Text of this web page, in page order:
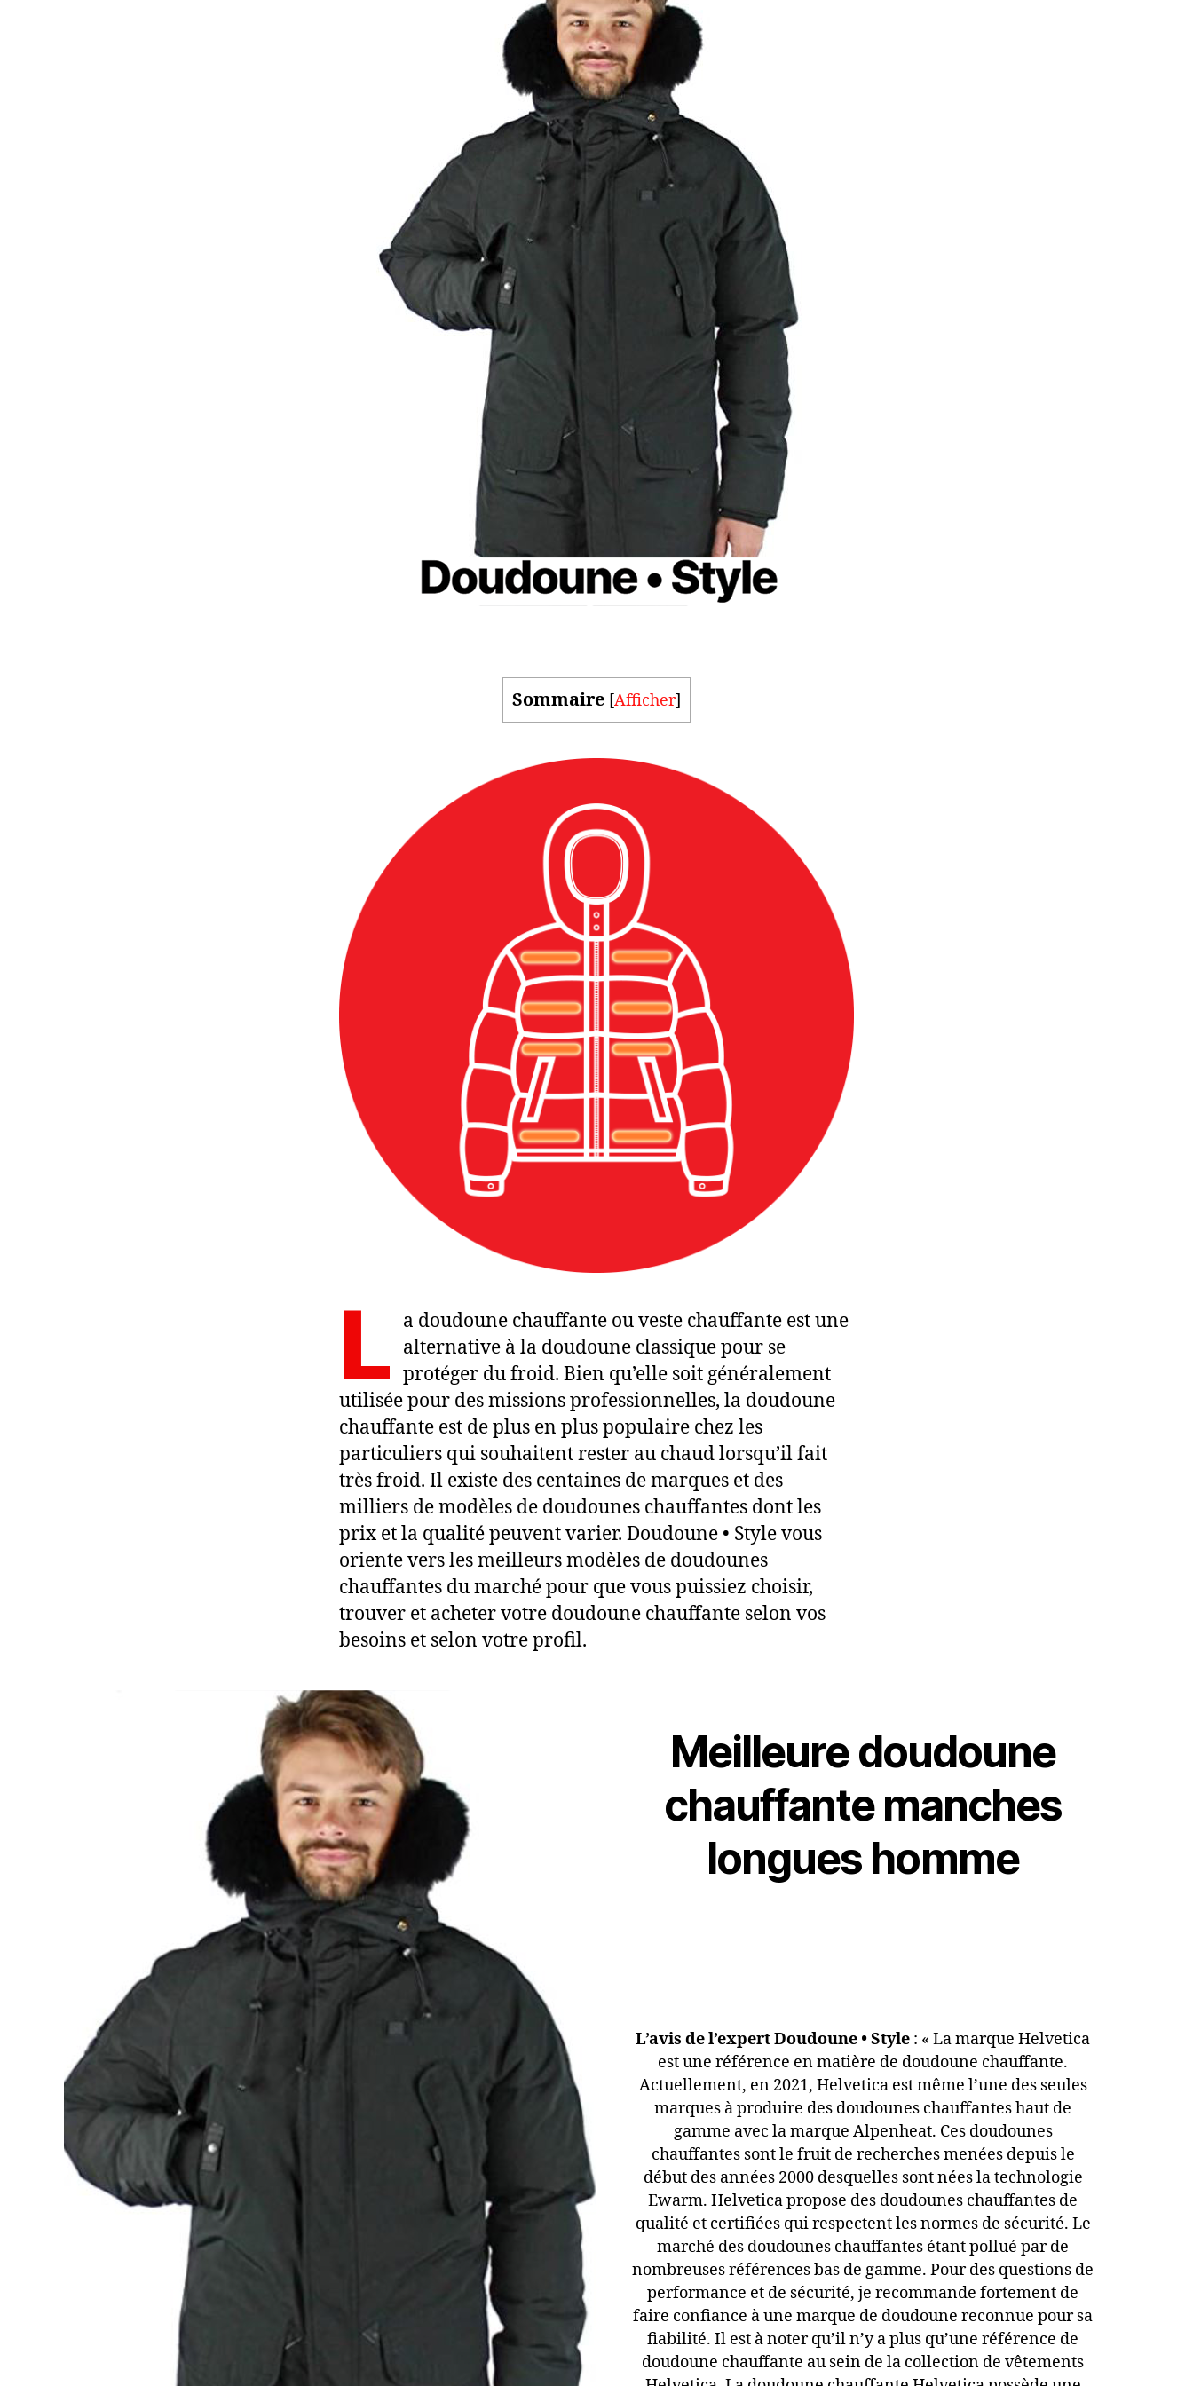
Sommaire [Afficher]
L a doudoune chauffante ou veste chauffante est une
alternative à la doudoune classique pour se
protéger du froid. Bien qu’elle soit généralement
utilisée pour des missions professionnelles, la doudoune
chauffante est de plus en plus populaire chez les
particuliers qui souhaitent rester au chaud lorsqu’il fait
très froid. Il existe des centaines de marques et des
milliers de modèles de doudounes chauffantes dont les
prix et la qualité peuvent varier. Doudoune • Style vous
oriente vers les meilleurs modèles de doudounes
chauffantes du marché pour que vous puissiez choisir,
trouver et acheter votre doudoune chauffante selon vos
besoins et selon votre profil.
Meilleure doudoune
chauffante manches
longues homme
L’avis de l’expert Doudoune • Style : « La marque Helvetica
est une référence en matière de doudoune chauffante.
Actuellement, en 2021, Helvetica est même l’une des seules
marques à produire des doudounes chauffantes haut de
gamme avec la marque Alpenheat. Ces doudounes
chauffantes sont le fruit de recherches menées depuis le
début des années 2000 desquelles sont nées la technologie
Ewarm. Helvetica propose des doudounes chauffantes de
qualité et certifiées qui respectent les normes de sécurité. Le
marché des doudounes chauffantes étant pollué par de
nombreuses références bas de gamme. Pour des questions de
performance et de sécurité, je recommande fortement de
faire confiance à une marque de doudoune reconnue pour sa
fiabilité. Il est à noter qu’il n’y a plus qu’une référence de
doudoune chauffante au sein de la collection de vêtements